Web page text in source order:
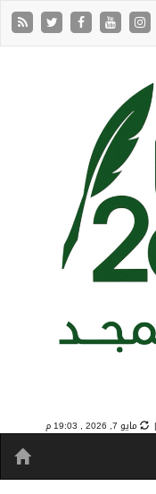
مايو 7, 2026 , 19:03 م